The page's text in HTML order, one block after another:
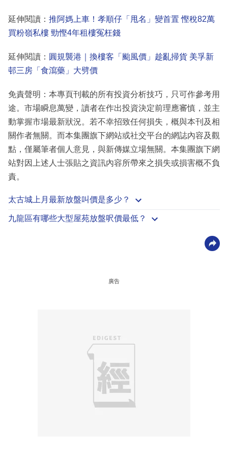
延伸閱讀： 推阿媽上車！孝順仔「甩名」變首置 慳稅82萬
買粉嶺私樓 勁慳4年租樓冤枉錢
延伸閱讀： 圓規襲港｜換樓客「颱風價」趁亂掃貨 美孚新
邨三房「食瀉藥」大劈價
免責聲明：本專頁刊載的所有投資分析技巧，只可作參考用
途。市場瞬息萬變，讀者在作出投資決定前理應審慎，並主
動掌握市場最新狀況。若不幸招致任何損失，概與本刊及相
關作者無關。而本集團旗下網站或社交平台的網誌內容及觀
點，僅屬筆者個人意見，與新傳媒立場無關。本集團旗下網
站對因上述人士張貼之資訊內容所帶來之損失或損害概不負
責。
太古城上月最新放盤叫價是多少？
九龍區有哪些大型屋苑放盤呎價最低？
廣告